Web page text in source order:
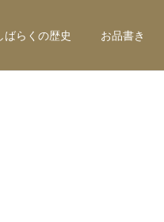
ばらくの歴史 お品書き